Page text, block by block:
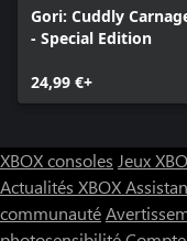
Gori: Cuddly
- Special Edition
24,99 €+
XBOX consoles Jeux
Actualités XBOX
communauté